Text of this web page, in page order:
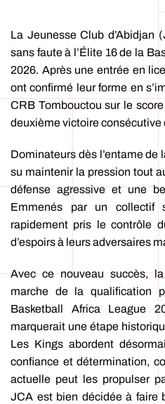
La Jeunesse Club d’Abidjan
sans faute à l’Élite 16 de la
2026. Après une entrée en
ont confirmé leur forme en
CRB Tombouctou sur le
deuxième victoire consécutive
Dominateurs dès l’entame de
su maintenir la pression tout
défense agressive et une
Emmenés par un collectif
rapidement pris le contrôle
d’espoirs à leurs adversaires
Avec ce nouveau succès,
marche de la qualification
Basketball Africa League
marquerait une étape
Les Kings abordent
confiance et détermination,
actuelle peut les propulser
JCA est bien décidée à faire